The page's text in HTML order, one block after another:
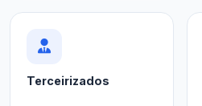
Terceirizados